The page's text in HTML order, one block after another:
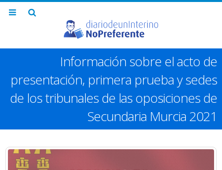
Información sobre el acto de
presentación, primera prueba y sedes
de los tribunales de las oposiciones de
Secundaria Murcia 2021